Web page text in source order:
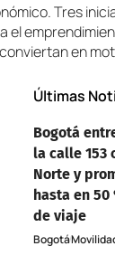
Tres
el
en
Últimas
Bogotá
la calle 153
Norte y
hasta en
de viaje
Bogotá